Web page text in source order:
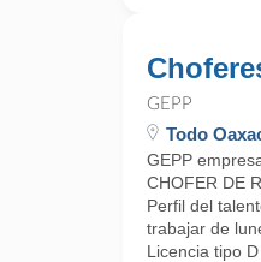
GEPP
Todo
GEPP
CHOFER DE
Perfil del
trabajar de
Licencia tipo D